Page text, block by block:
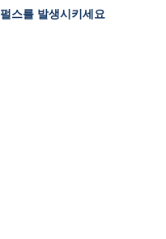
스를 발생시키세요